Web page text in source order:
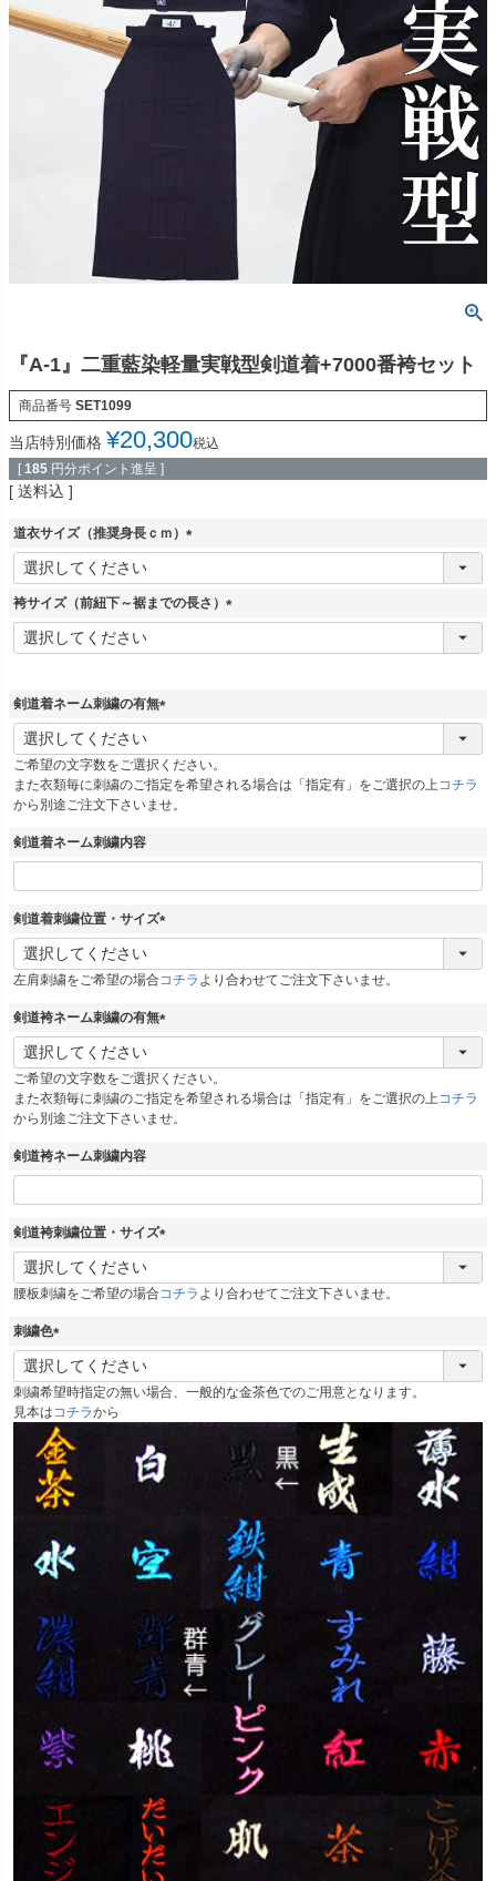
『A-1』二重藍染軽量実戦型剣道着+7000番袴セット
商品番号 SET1099
当店特別価格 ¥20,300税込
[ 185 円分ポイント進呈 ]
送料込
道衣サイズ（推奨身長ｃｍ）
(
須
袴サイズ（前紐下～裾までの長さ）
(
剣道着ネーム刺繍の有無
(
須
)
ご希望の文字数をご選択ください。
また衣類毎に刺繍のご指定を希望される場合は「指定有」をご選択の上コチラ
から別途ご注文下さいませ。
剣道着ネーム刺繍内容
剣道着刺繍位置・サイズ
(
須
左肩刺繍をご希望の場合コチラ より合わせてご注文下さいませ。
剣道袴ネーム刺繍の有無
(
須
)
ご希望の文字数をご選択ください。
また衣類毎に刺繍のご指定を希望される場合は「指定有」をご選択の上コチラ
から別途ご注文下さいませ。
剣道袴ネーム刺繍内容
剣道袴刺繍位置・サイズ
(
須
腰板刺繍をご希望の場合コチラ より合わせてご注文下さいませ。
刺繍色
(
必
須
)
刺繍希望時指定の無い場合、一般的な金茶色でのご用意となります。
見本はコチラから